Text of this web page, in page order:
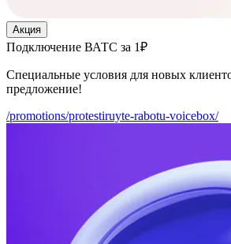
Акция
Подключение ВАТС за 1₽
Специальные условия для новых
предложение!
/promotions/protestiruyte-rabotu-voicebox/